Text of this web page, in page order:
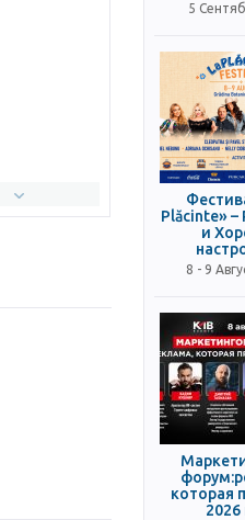
5
Plăcinte» –
и
8 - 9
которая
2026